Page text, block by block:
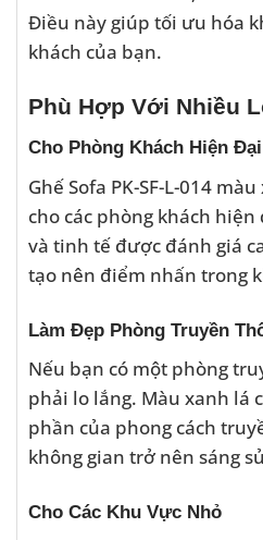
Điều này giúp tối ưu hóa
khách của bạn.
Phù Hợp Với Nhiều
Cho Phòng Khách Hiện Đại
Ghế Sofa PK-SF-L-014
cho các phòng khách
và tinh tế được đánh giá
tạo nên điểm nhấn trong
Làm Đẹp Phòng Truyền
Nếu bạn có một phòng
phải lo lắng. Màu xanh lá
phần của phong cách
không gian trở nên sáng
Cho Các Khu Vực Nhỏ